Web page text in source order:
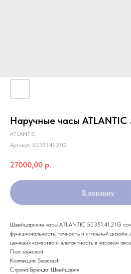
Наручные часы ATLANTIC
ATLANTIC
Артикул: 50351.41.21G
27000,00 р.
В корзину
Швейцарские часы ATLANTIC 50351.41.21G
функциональность, точность и стильный
ценящих качество и элегантность в часовом
Пол: мужской
Коллекция: Seacrest
Страна Бренда: Швейцария